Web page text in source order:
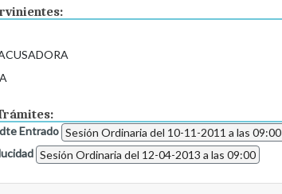
Entrado Sesión Ordinaria del 10-11-2011 a las 09:00
Sesión Ordinaria del 12-04-2013 a las 09:00